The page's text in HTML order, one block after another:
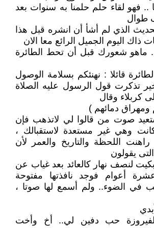
.. فهو لقاء حلم حلمنا به سنوات بعد
طوال
الذي لم أشأ أن انشره قبل هذا
ذاك اليوم الجميل الرائع معا الان
. ماهو شعورك قبل أن تحط الطائرة
قائلا : نهنئكم بسلامة الوصول
تذكرت قول الرسول عليه الصلاة
كربلاء وقال
دمائهم )
صوت من قالوا لي لاتذهب فإن
وهي غير مستعدة لاستقبالك ،
اللحظة والتاريخ والعمر لأن
يقولون
لنصف نهار كالعائد بعد غياب عن
أعوام فوجد نافذتها مفتوحة
في الضوء.. ولم أسمع لها صوتا ،
حب دفين لي.. أخ وأخت